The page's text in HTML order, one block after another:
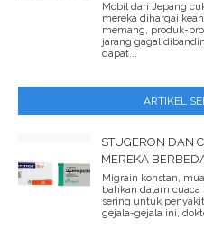
Mobil dari Jepang
mereka dihargai
memang, produk-
jarang gagal
dapat...
ARTIKEL
STUGERON DAN
MEREKA
Migrain konstan,
bahkan dalam
sering untuk
gejala-gejala ini,